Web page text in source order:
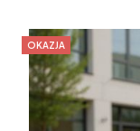
OKAZJA